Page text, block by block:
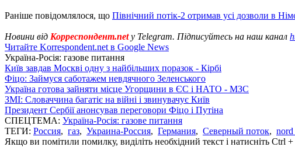
Раніше повідомлялося, що Північний потік-2 отримав усі дозволи в
Новини від Корреспондент.netу Telegram. Підписуйтесь на наш канал
Читайте Korrespondent.net в Google News
Україна-Росія: газове питання
Київ завдав Москві одну з найбільших поразок - Кірбі
Фіцо: Займуся саботажем невдячного Зеленського
Україна готова зайняти місце Угорщини в ЄС і НАТО - МЗС
ЗМІ: Словаччина багатіє на війні і звинувачує Київ
Президент Сербії анонсував переговори Фіцо і Путіна
СПЕЦТЕМА: Україна-Росія: газове питання
ТЕГИ: Россия, газ, Украина-Россия, Германия, Северный поток, nord
Якщо ви помітили помилку, виділіть необхідний текст і натисніть